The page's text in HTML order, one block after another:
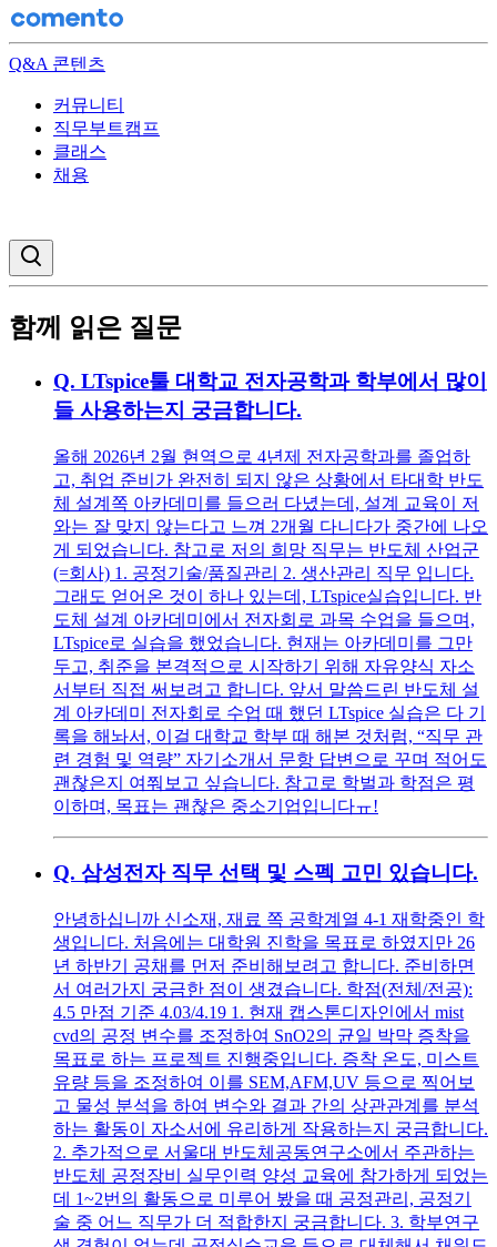
Q&A 콘텐츠
커뮤니티
직무부트캠프
클래스
채용
함께 읽은 질문
Q. LTspice툴 대학교 전자공학과 학부에서 많이
들 사용하는지 궁금합니다.
올해 2026년 2월 현역으로 4년제 전자공학과를 졸업하
고, 취업 준비가 완전히 되지 않은 상황에서 타대학 반도
체 설계쪽 아카데미를 들으러 다녔는데, 설계 교육이 저
와는 잘 맞지 않는다고 느껴 2개월 다니다가 중간에 나오
게 되었습니다. 참고로 저의 희망 직무는 반도체 산업군
(=회사) 1. 공정기술/품질관리 2. 생산관리 직무 입니다.
그래도 얻어온 것이 하나 있는데, LTspice실습입니다. 반
도체 설계 아카데미에서 전자회로 과목 수업을 들으며,
LTspice로 실습을 했었습니다. 현재는 아카데미를 그만
두고, 취준을 본격적으로 시작하기 위해 자유양식 자소
서부터 직접 써보려고 합니다. 앞서 말씀드린 반도체 설
계 아카데미 전자회로 수업 때 했던 LTspice 실습은 다 기
록을 해놔서, 이걸 대학교 학부 때 해본 것처럼, “직무 관
련 경험 및 역량” 자기소개서 문항 답변으로 꾸며 적어도
괜찮은지 여쭤보고 싶습니다. 참고로 학벌과 학점은 평
이하며, 목표는 괜찮은 중소기업입니다ㅠ!
Q. 삼성전자 직무 선택 및 스펙 고민 있습니다.
안녕하십니까 신소재, 재료 쪽 공학계열 4-1 재학중인 학
생입니다. 처음에는 대학원 진학을 목표로 하였지만 26
년 하반기 공채를 먼저 준비해보려고 합니다. 준비하면
서 여러가지 궁금한 점이 생겼습니다. 학점(전체/전공):
4.5 만점 기준 4.03/4.19 1. 현재 캡스톤디자인에서 mist
cvd의 공정 변수를 조정하여 SnO2의 균일 박막 증착을
목표로 하는 프로젝트 진행중입니다. 증착 온도, 미스트
유량 등을 조정하여 이를 SEM,AFM,UV 등으로 찍어보
고 물성 분석을 하여 변수와 결과 간의 상관관계를 분석
하는 활동이 자소서에 유리하게 작용하는지 궁금합니다.
2. 추가적으로 서울대 반도체공동연구소에서 주관하는
반도체 공정장비 실무인력 양성 교육에 참가하게 되었는
데 1~2번의 활동으로 미루어 봤을 때 공정관리, 공정기
술 중 어느 직무가 더 적합한지 궁금합니다. 3. 학부연구